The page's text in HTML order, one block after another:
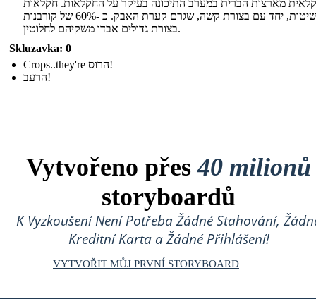
מארצות הברית במערב התיכונה בעיקר על החקלאות. חקלאות
שיטות, יחד עם בצורת קשה, שגרם קערת האבק. כ -60% של קורבנות
בצורת גדולים אבדו משקיהם לחלוטין.
Skluzavka: 0
Crops..they're הרוס!
הרעב!
Vytvořeno přes40 milionů
storyboardů
K Vyzkoušení Není Potřeba Žádné Stahování,
Kreditní Karta a Žádné Přihlášení!
VYTVOŘIT MŮJ PRVNÍ STORYBOARD